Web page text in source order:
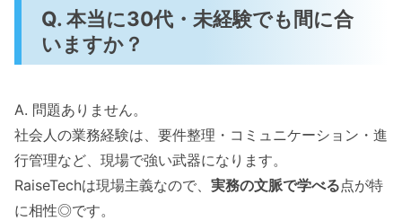
Q. 本当に30代・未経験でも間に合
いますか？
A. 問題ありません。
社会人の業務経験は、要件整理・コミュニケーション・進
行管理など、現場で強い武器になります。
RaiseTechは現場主義なので、 実務の文脈で学べる点が特
に相性◎です。